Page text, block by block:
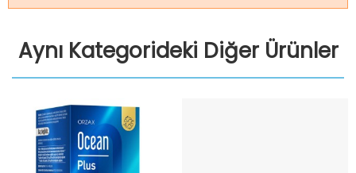
Aynı Kategorideki Diğer Ürünler